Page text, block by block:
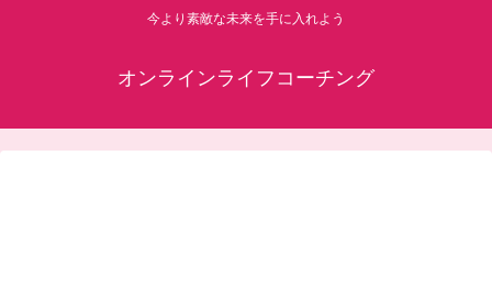
今より素敵な未来を手に入れよう
オンラインライフコーチング